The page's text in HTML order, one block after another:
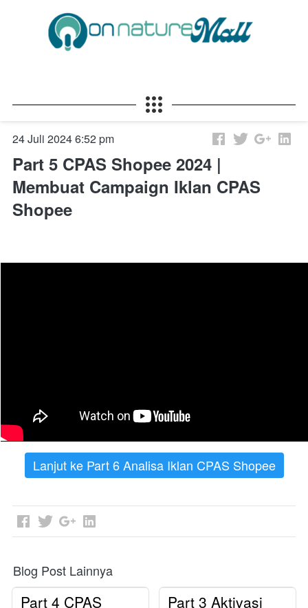
24 Juli 2024 6:52 pm
Part 5 CPAS Shopee 2024 |
Membuat Campaign Iklan CPAS
Shopee
Lanjut ke Part 6 Analisa Iklan CPAS Shopee
Blog Post Lainnya
Part 4 CPAS
Part 3 Aktivasi